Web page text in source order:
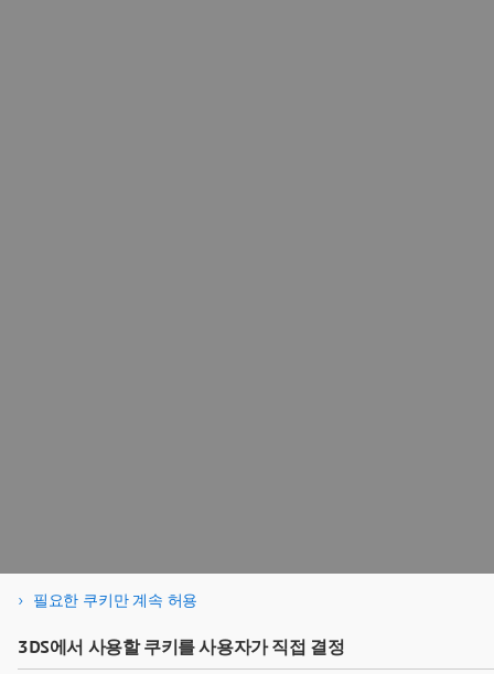
필요한 쿠키만 계속 허용
3DS에서 사용할 쿠키를 사용자가 직접 결정